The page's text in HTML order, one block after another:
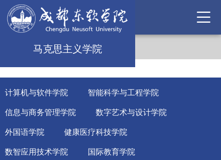
马克思主义学院
计算机与软件学院 智能科学与工程学院
信息与商务管理学院 数字艺术与设计学院
外国语学院 健康医疗科技学院
数智应用技术学院 国际教育学院